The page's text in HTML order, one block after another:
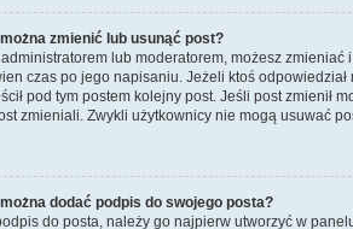
zmienić lub usunąć post?
lub moderatorem, możesz
czas po jego napisaniu. Jeżeli ktoś
pod tym postem kolejny post. Jeśli post zmienił
zmieniali. Zwykli użytkownicy nie mogą usuwać
dodać podpis do swojego posta?
do posta, należy go najpierw utworzyć w